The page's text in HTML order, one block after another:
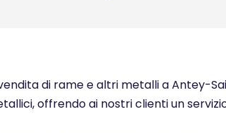
di rame e altri metalli a Antey-
offrendo ai nostri clienti un